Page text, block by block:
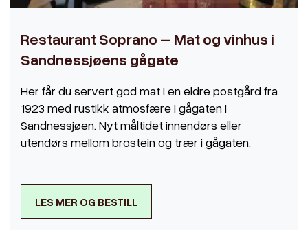
Restaurant Soprano – Mat og vinhus i
Sandnessjøens gågate
Her får du servert god mat i en eldre postgård fra
1923 med rustikk atmosfære i gågaten i
Sandnessjøen. Nyt måltidet innendørs eller
utendørs mellom brostein og trær i gågaten.
LES MER OG BESTILL